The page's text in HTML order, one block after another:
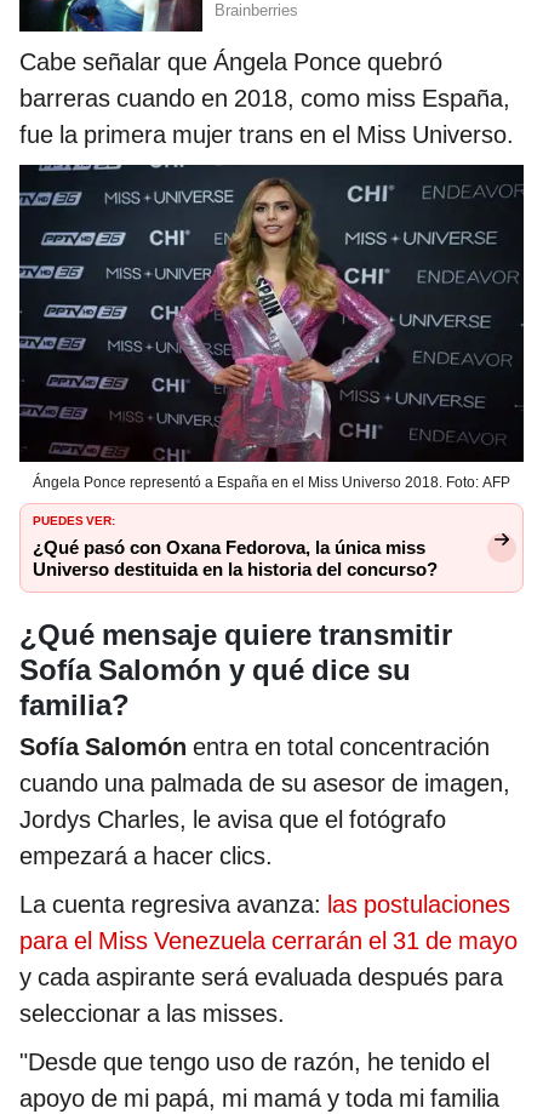
Cabe señalar que Ángela Ponce quebró
barreras cuando en 2018, como miss España,
fue la primera mujer trans en el Miss Universo.
Ángela Ponce representó a España en el Miss Universo 2018. Foto: AFP
PUEDES VER:
¿Qué pasó con Oxana Fedorova, la única miss
Universo destituida en la historia del concurso?
¿Qué mensaje quiere transmitir
Sofía Salomón y qué dice su
familia?
Sofía Salomón entra en total concentración
cuando una palmada de su asesor de imagen,
Jordys Charles, le avisa que el fotógrafo
empezará a hacer clics.
La cuenta regresiva avanza: las postulaciones
para el Miss Venezuela cerrarán el 31 de mayo
y cada aspirante será evaluada después para
seleccionar a las misses.
"Desde que tengo uso de razón, he tenido el
apoyo de mi papá, mi mamá y toda mi familia